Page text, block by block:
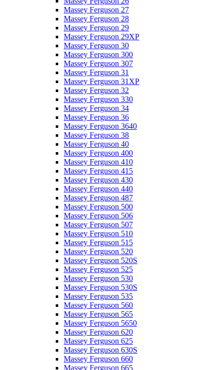
Massey Ferguson 27
Massey Ferguson 28
Massey Ferguson 29
Massey Ferguson 29XP
Massey Ferguson 30
Massey Ferguson 300
Massey Ferguson 307
Massey Ferguson 31
Massey Ferguson 31XP
Massey Ferguson 32
Massey Ferguson 330
Massey Ferguson 34
Massey Ferguson 36
Massey Ferguson 3640
Massey Ferguson 38
Massey Ferguson 40
Massey Ferguson 400
Massey Ferguson 410
Massey Ferguson 415
Massey Ferguson 430
Massey Ferguson 440
Massey Ferguson 487
Massey Ferguson 500
Massey Ferguson 506
Massey Ferguson 507
Massey Ferguson 510
Massey Ferguson 515
Massey Ferguson 520
Massey Ferguson 520S
Massey Ferguson 525
Massey Ferguson 530
Massey Ferguson 530S
Massey Ferguson 535
Massey Ferguson 560
Massey Ferguson 565
Massey Ferguson 5650
Massey Ferguson 620
Massey Ferguson 625
Massey Ferguson 630S
Massey Ferguson 660
Massey Ferguson 665